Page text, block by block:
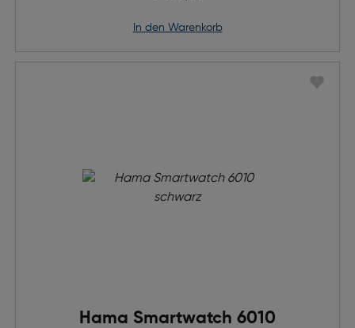
in den Warenkorb
Hama Smartwatch 6010